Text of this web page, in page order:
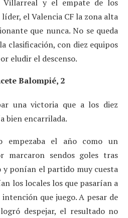
Villarreal y el empate de los
el Valencia CF la zona alta
que nunca. No se queda
clasificación, con diez equipos
eludir el descenso.
Balompié, 2
una victoria que a los diez
bien encarrilada.
empezaba el año como un
marcaron sendos goles tras
y ponían el partido muy cuesta
los locales los que pasarían a
que juego. A pesar de
despejar, el resultado no